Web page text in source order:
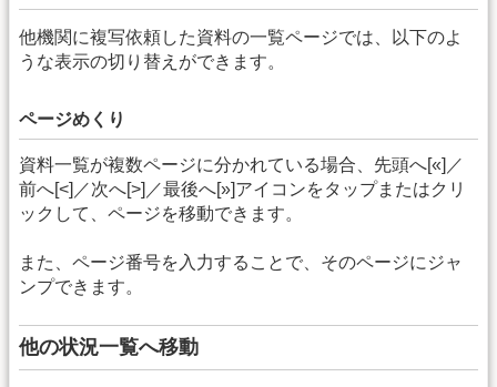
他機関に複写依頼した資料の一覧ページでは、以下のよ
うな表示の切り替えができます。
ページめくり
資料一覧が複数ページに分かれている場合、先頭へ[«]／
前へ[<]／次へ[>]／最後へ[»]アイコンをタップまたはクリ
ックして、ページを移動できます。
また、ページ番号を入力することで、そのページにジャ
ンプできます。
他の状況一覧へ移動